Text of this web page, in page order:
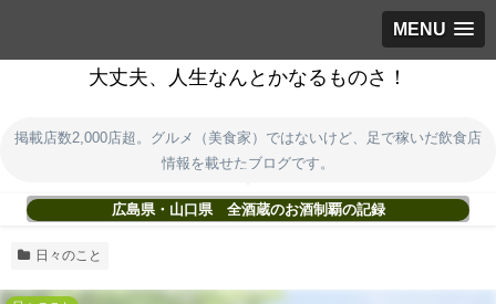
MENU
大丈夫、人生なんとかなるものさ！
掲載店数2,000店超。グルメ（美食家）ではないけど、足で稼いだ飲食店
情報を載せたブログです。
広島県・山口県 全酒蔵のお酒制覇の記録
日々のこと